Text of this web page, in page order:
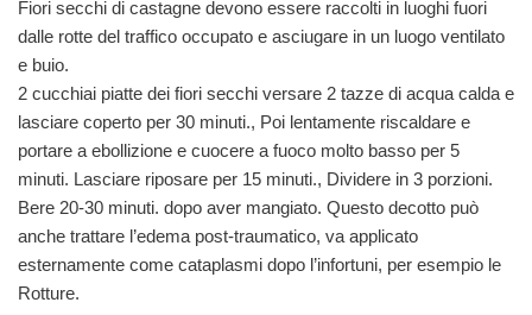
Fiori secchi di castagne devono essere raccolti in luoghi fuori
dalle rotte del traffico occupato e asciugare in un luogo ventilato
e buio.
2 cucchiai piatte dei fiori secchi versare 2 tazze di acqua calda e
lasciare coperto per 30 minuti., Poi lentamente riscaldare e
portare a ebollizione e cuocere a fuoco molto basso per 5
minuti. Lasciare riposare per 15 minuti., Dividere in 3 porzioni.
Bere 20-30 minuti. dopo aver mangiato. Questo decotto può
anche trattare l’edema post-traumatico, va applicato
esternamente come cataplasmi dopo l’infortuni, per esempio le
Rotture.